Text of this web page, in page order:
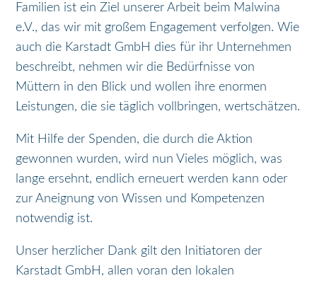
Familien ist ein Ziel unserer Arbeit beim Malwina
e.V., das wir mit großem Engagement verfolgen. Wie
auch die Karstadt GmbH dies für ihr Unternehmen
beschreibt, nehmen wir die Bedürfnisse von
Müttern in den Blick und wollen ihre enormen
Leistungen, die sie täglich vollbringen, wertschätzen.
Mit Hilfe der Spenden, die durch die Aktion
gewonnen wurden, wird nun Vieles möglich, was
lange ersehnt, endlich erneuert werden kann oder
zur Aneignung von Wissen und Kompetenzen
notwendig ist.
Unser herzlicher Dank gilt den Initiatoren der
Karstadt GmbH, allen voran den lokalen